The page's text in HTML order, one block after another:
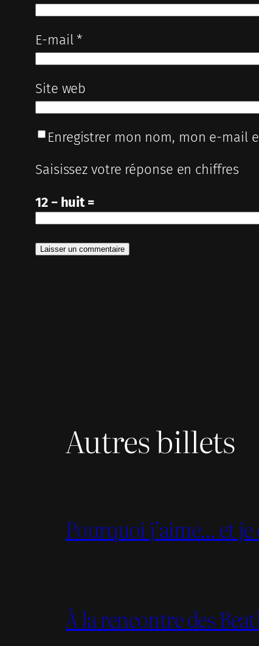
E-mail *
Site web
Enregistrer mon nom, mon e-mail
Saisissez votre réponse en chiffres
12 − huit =
Autres billets
Pourquoi j’aime… et je
À la rencontre des